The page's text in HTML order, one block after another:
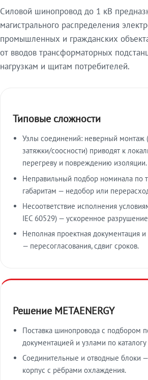
Силовой шинопровод до 1 кВ
магистрального распределения
промышленных и гражданских
от вводов трансформаторных
нагрузкам и щитам потребителей.
Типовые сложности
Узлы соединений: неверный монтаж
затяжки/соосности) приводят к
перегреву и повреждению изоляции.
Неправильный подбор номинала по
габаритам — недобор или
Несоответствие исполнения
IEC 60529) — ускоренное
Неполная проектная документация
— пересогласования, сдвиг сроков.
Решение METAENERGY
Поставка шинопровода с подбором
документацией и узлами по
Соединительные и отводные блоки —
корпус с рёбрами охлаждения.